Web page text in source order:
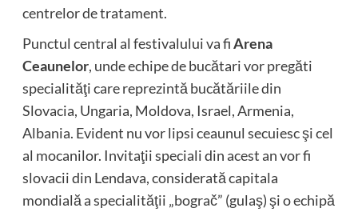
centrelor de tratament.
Punctul central al festivalului va fiArena
Ceaunelor, unde echipe de bucătari vor pregăti
specialităţi care reprezintă bucătăriile din
Slovacia, Ungaria, Moldova, Israel, Armenia,
Albania. Evident nu vor lipsi ceaunul secuiesc şi cel
al mocanilor. Invitaţii speciali din acest an vor fi
slovacii din Lendava, considerată capitala
mondială a specialităţii „bograč” (gulaş) şi o echipă